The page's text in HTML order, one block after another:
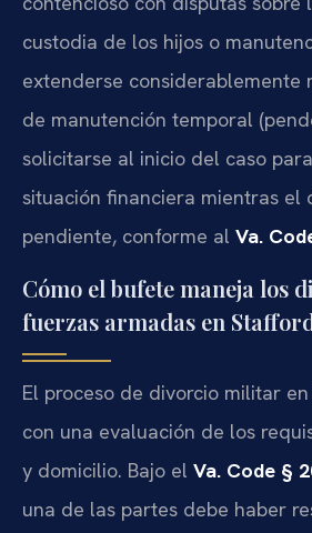
custodia de los hijos o
extenderse considerablemente
de manutención temporal
solicitarse al inicio del caso
situación financiera mientras el
pendiente, conforme al Va.
Cómo el bufete maneja los
fuerzas armadas en
El proceso de divorcio militar
con una evaluación de los
y domicilio. Bajo el Va. Code §
una de las partes debe haber